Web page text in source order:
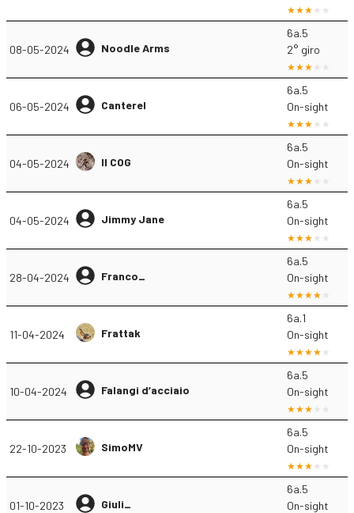
08-05-2024 Noodle Arms
6a.5
2° giro
06-05-2024 Canterel
6a.5
On-sight
04-05-2024 Il COG
6a.5
On-sight
04-05-2024 Jimmy Jane
6a.5
On-sight
28-04-2024 Franco_
6a.5
On-sight
11-04-2024 Frattak
6a.1
On-sight
10-04-2024 Falangi d’acciaio
6a.5
On-sight
22-10-2023 SimoMV
6a.5
On-sight
01-10-2023 Giuli_
6a.5
On-sight